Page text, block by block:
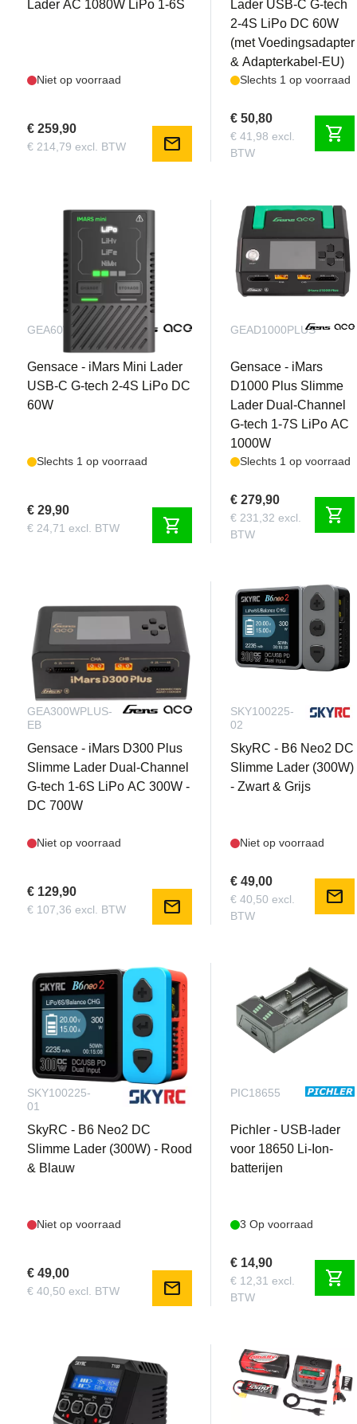
Lader AC 1080W LiPo 1-6S
Niet op voorraad
€ 259,90
€ 214,79 excl. BTW mail
Lader USB-C G-tech
2-4S LiPo DC 60W
(met Voedingsadapter
& Adapterkabel-EU)
Slechts 1 op voorraad
€ 50,80
€ 41,98 excl.
BTW
shopping_cart
GEA60WE2
Gensace - iMars Mini Lader
USB-C G-tech 2-4S LiPo DC
60W
Slechts 1 op voorraad
€ 29,90
€ 24,71 excl. BTW shopping_cart
GEAD1000PLUS
Gensace - iMars
D1000 Plus Slimme
Lader Dual-Channel
G-tech 1-7S LiPo AC
1000W
Slechts 1 op voorraad
€ 279,90
€ 231,32 excl.
BTW
shopping_cart
GEA300WPLUS-
EB
Gensace - iMars D300 Plus
Slimme Lader Dual-Channel
G-tech 1-6S LiPo AC 300W -
DC 700W
Niet op voorraad
€ 129,90
€ 107,36 excl. BTW mail
SKY100225-
02
SkyRC - B6 Neo2 DC
Slimme Lader (300W)
- Zwart & Grijs
Niet op voorraad
€ 49,00
€ 40,50 excl.
BTW
mail
SKY100225-
01
SkyRC - B6 Neo2 DC
Slimme Lader (300W) - Rood
& Blauw
Niet op voorraad
€ 49,00
€ 40,50 excl. BTW mail
PIC18655
Pichler - USB-lader
voor 18650 Li-Ion-
batterijen
3 Op voorraad
€ 14,90
€ 12,31 excl.
BTW
shopping_cart